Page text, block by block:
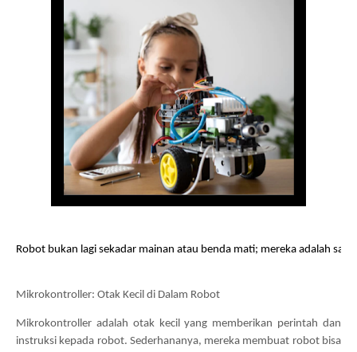
Robot bukan lagi sekadar mainan atau benda mati; mereka adalah
Mikrokontroller: Otak Kecil di Dalam Robot
Mikrokontroller adalah otak kecil yang memberikan perintah dan
instruksi kepada robot. Sederhananya, mereka membuat robot bisa